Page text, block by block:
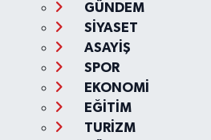
GÜNDEM
SİYASET
ASAYİŞ
SPOR
EKONOMİ
EĞİTİM
TURİZM